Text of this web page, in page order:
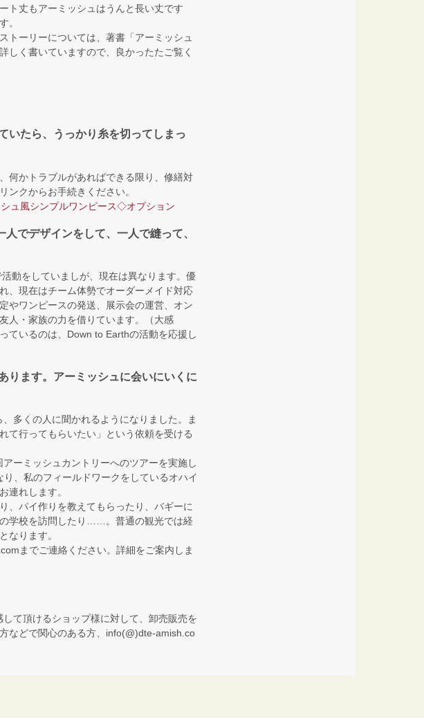
ト丈もアーミッシュはうんと長い丈です
。
トーリーについては、著書「アーミッシュ
しく書いていますので、良かったたご覧く
いたら、うっかり糸を切ってしまっ
何かトラブルがあればできる限り、修繕対
ンクからお手続きください。
ュ風シンプルワンピース◇オプション
でデザインをして、一人で縫って、
動をしていましが、現在は異なります。優
、現在はチーム体勢でオーダーメイド対応
やワンピースの発送、展示会の運営、オン
人・家族の力を借りています。（大感
ているのは、Down to Earthの活動を応援し
ります。アーミッシュに会いにいくに
多くの人に聞かれるようになりました。ま
て行ってもらいたい」という依頼を受ける
ーミッシュカントリーへのツアーを実施し
、私のフィールドワークをしているオハイ
連れします。
、パイ作りを教えてもらったり、バギーに
学校を訪問したり……。普通の観光では経
なります。
までご連絡ください。詳細をご案内しま
て頂けるショップ様に対して、卸売販売を
などで関心のある方、info(@)dte-amish.co